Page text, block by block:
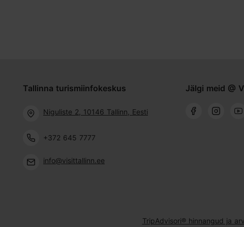
Tallinna turismiinfokeskus
Niguliste 2, 10146 Tallinn, Eesti
+372 645 7777
info@visittallinn.ee
Jälgi meid @
TripAdvisori® hinnangud ja